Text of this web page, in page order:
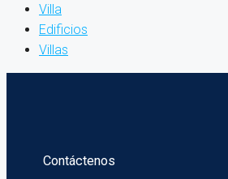
Villa
Edificios
Villas
Contáctenos